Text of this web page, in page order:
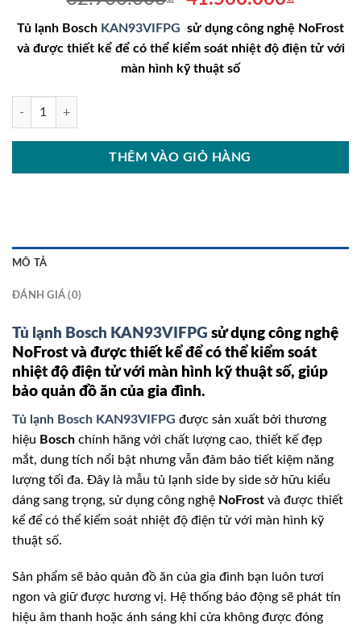
gốc
là:
62.900.000₫.
tại
là:
Tủ lạnh Bosch KAN93VIFPG sử dụng công nghệ NoFrost
và được thiết kể để có thể kiểm soát nhiệt độ điện tử với
màn hình kỹ thuật số
Tủ lạnh Bosch KAN93VIFPG Seri 4 dung tích 580L, 2 cánh số lượng
THÊM VÀO GIỎ HÀNG
MÔ TẢ
ĐÁNH GIÁ (0)
Tủ lạnh Bosch KAN93VIFPG sử dụng công nghệ
NoFrost và được thiết kể để có thể kiểm soát
nhiệt độ điện tử với màn hình kỹ thuật số, giúp
bảo quản đồ ăn của gia đình.
Tủ lạnh Bosch KAN93VIFPG được sản xuất bởi thương
hiệu Bosch chính hãng với chất lượng cao, thiết kế đẹp
mắt, dung tích nổi bật nhưng vẫn đảm bảo tiết kiệm năng
lượng tối đa. Đây là mẫu tủ lạnh side by side sở hữu kiểu
dáng sang trọng, sử dụng công nghệ NoFrost và được thiết
kể để có thể kiểm soát nhiệt độ điện tử với màn hình kỹ
thuật số.
Sản phẩm sẽ bảo quản đồ ăn của gia đình bạn luôn tươi
ngon và giữ được hương vị. Hệ thống báo động sẽ phát tín
hiệu âm thanh hoặc ánh sáng khi cửa không được đóng